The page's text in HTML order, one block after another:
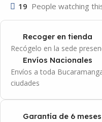
19 People watching
Recoger en tienda
Recógelo en la sede
Envíos Nacionales
Envíos a toda
ciudades
Garantía de 6 meses